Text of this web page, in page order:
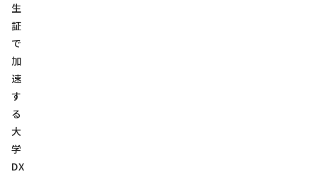
生
証
で
加
速
す
る
大
学
DX